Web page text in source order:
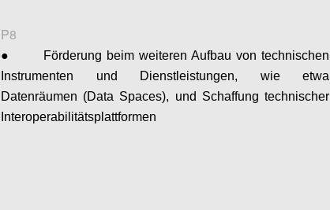
P8
●
Förderung beim weiteren Aufbau von technischen
Instrumenten und Dienstleistungen, wie etwa
Datenräumen (Data Spaces), und Schaffung technischer
Interoperabilitätsplattformen